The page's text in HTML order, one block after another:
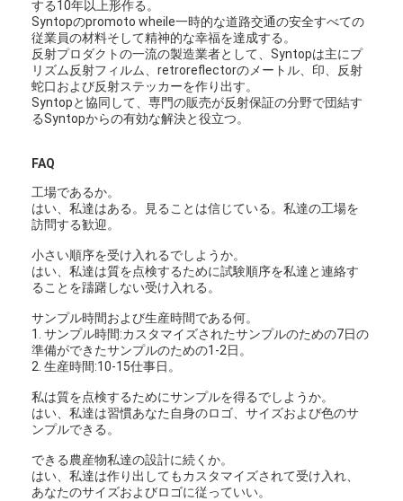
Retroreflectorのメートル
舗装の印Retroreflectometer
レトロの反射メートル
道の印の厚さゲージ
携帯用Retroreflectometer
レトロの反射印
反射テープ ステッカー
車の反射ステッカー
する10年以上形作る。
Syntopのpromoto wheile一時的な道路交通の安全すべての
従業員の材料そして精神的な幸福を達成する。
反射プロダクトの一流の製造業者として、Syntopは主にプ
リズム反射フィルム、retroreflectorのメートル、印、反射
蛇口および反射ステッカーを作り出す。
Syntopと協同して、専門の販売が反射保証の分野で団結す
るSyntopからの有効な解決と役立つ。
FAQ
工場であるか。
はい、私達はある。見ることは信じている。私達の工場を
訪問する歓迎。
小さい順序を受け入れるでしようか。
はい、私達は質を点検するために試験順序を私達と連絡す
ることを躊躇しない受け入れる。
サンプル時間および生産時間である何。
1. サンプル時間:カスタマイズされたサンプルのための7日の
準備ができたサンプルのための1-2日。
2. 生産時間:10-15仕事日。
私は質を点検するためにサンプルを得るでしようか。
はい、私達は習慣あなた自身のロゴ、サイズおよび色のサ
ンプルできる。
できる農産物私達の設計に続くか。
はい、私達は作り出してもカスタマイズされて受け入れ、
あなたのサイズおよびロゴに従っていい。